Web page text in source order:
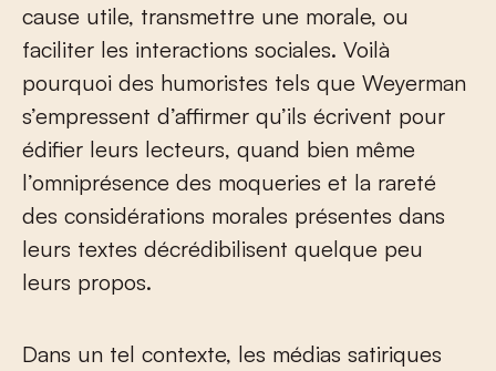
cause utile, transmettre une morale, ou
faciliter les interactions sociales. Voilà
pourquoi des humoristes tels que Weyerman
s’empressent d’affirmer qu’ils écrivent pour
édifier leurs lecteurs, quand bien même
l’omniprésence des moqueries et la rareté
des considérations morales présentes dans
leurs textes décrédibilisent quelque peu
leurs propos.
Dans un tel contexte, les médias satiriques